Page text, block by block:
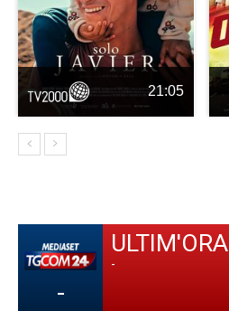
21:05
-
ULTIM'ORA
-